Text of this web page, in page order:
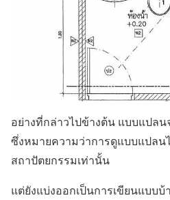
อย่างที่กล่าวไปข้างต้น แบบแปลน
ซึ่งหมายความว่าการดูแบบแปลน
สถาปัตยกรรมเท่านั้น
แต่ยังแบ่งออกเป็นการเขียนแบบ